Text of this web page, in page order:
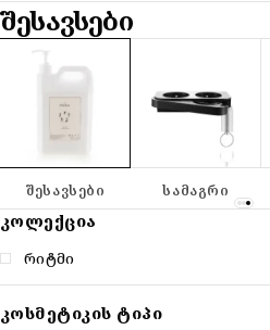
ᲨᲔᲡᲐᲕᲡᲔᲑᲘ
ᲨᲔᲡᲐᲕᲡᲔᲑᲘ ᲡᲐᲛᲐᲒᲠᲘ
ᲙᲝᲚᲔᲥᲪᲘᲐ
რიტმი
ᲙᲝᲡᲛᲔᲢᲘᲙᲘᲡ ᲢᲘᲞᲘ